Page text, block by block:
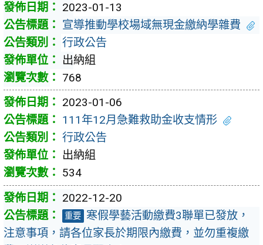
2023-01-13
宣導推動學校場域無現金繳納學雜費
行政公告
出納組
768
2023-01-06
111年12月急難救助金收支情形
行政公告
出納組
534
2022-12-20
重要 寒假學藝活動繳費3聯單已發放，
注意事項，請各位家長於期限內繳費，並勿重複繳